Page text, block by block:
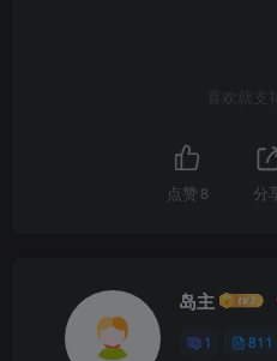
第6页 /
试读已结束，还剩
页
线
选择PCLADY评测中心泫雅DNA解
慕斯洗头水与市场上主流洗发水产
某宣等，进行横向评测对比，并由
喜欢就支
点赞 8 分
岛主
1 811